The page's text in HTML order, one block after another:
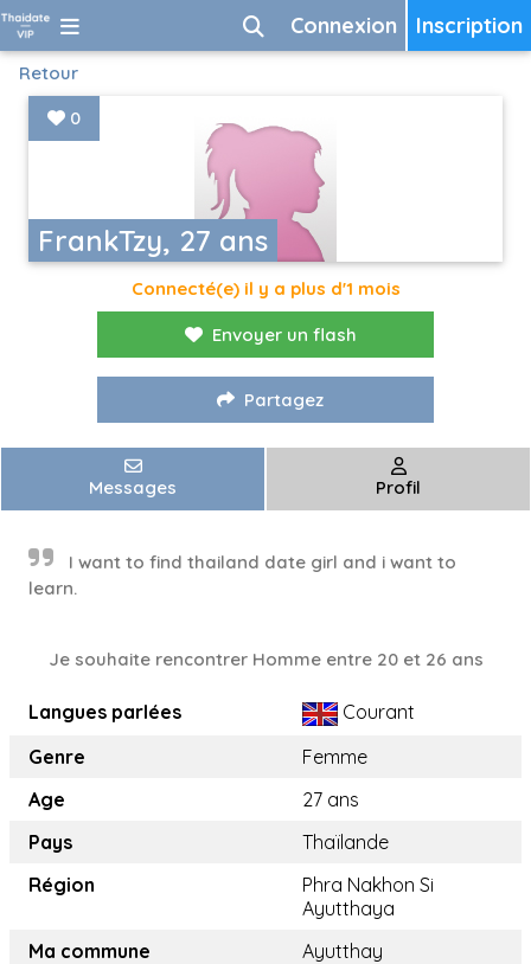
Inscription
Connexion
Retour
FrankTzy, 27 ans
0
Connecté(e) il y a plus d'1 mois
Envoyer un flash
Partagez
Messages Profil
I want to find thailand date girl and i want to
learn.
Je souhaite rencontrer Homme entre 20 et 26 ans
Langues parlées
Courant
Genre
Femme
Age
27 ans
Pays
Thaïlande
Région
Phra Nakhon Si
Ayutthaya
Ma commune
Ayutthay